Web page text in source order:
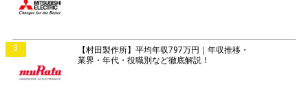
3
【村田製作所】平均年収797万円｜年収推移・
業界・年代・役職別など徹底解説！